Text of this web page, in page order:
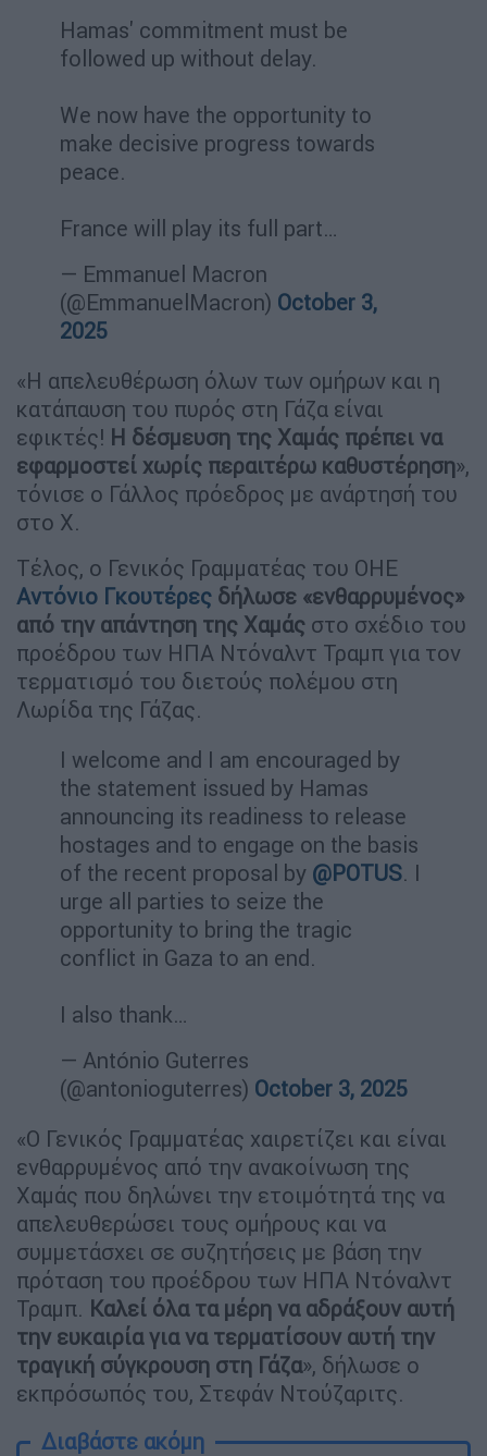
Hamas' commitment must be
followed up without delay.
We now have the opportunity to
make decisive progress towards
peace.
France will play its full part…
— Emmanuel Macron
(@EmmanuelMacron) October 3,
2025
«Η απελευθέρωση όλων των ομήρων και η
κατάπαυση του πυρός στη Γάζα είναι
εφικτές! Η δέσμευση της Χαμάς πρέπει να
εφαρμοστεί χωρίς περαιτέρω καθυστέρηση»,
τόνισε ο Γάλλος πρόεδρος με ανάρτησή του
στο X.
Τέλος, ο Γενικός Γραμματέας του ΟΗΕ
Αντόνιο Γκουτέρες δήλωσε «ενθαρρυμένος»
από την απάντηση της Χαμάς στο σχέδιο του
προέδρου των ΗΠΑ Ντόναλντ Τραμπ για τον
τερματισμό του διετούς πολέμου στη
Λωρίδα της Γάζας.
I welcome and I am encouraged by
the statement issued by Hamas
announcing its readiness to release
hostages and to engage on the basis
of the recent proposal by @POTUS. I
urge all parties to seize the
opportunity to bring the tragic
conflict in Gaza to an end.
I also thank…
— António Guterres
(@antonioguterres) October 3, 2025
«Ο Γενικός Γραμματέας χαιρετίζει και είναι
ενθαρρυμένος από την ανακοίνωση της
Χαμάς που δηλώνει την ετοιμότητά της να
απελευθερώσει τους ομήρους και να
συμμετάσχει σε συζητήσεις με βάση την
πρόταση του προέδρου των ΗΠΑ Ντόναλντ
Τραμπ. Καλεί όλα τα μέρη να αδράξουν αυτή
την ευκαιρία για να τερματίσουν αυτή την
τραγική σύγκρουση στη Γάζα», δήλωσε ο
εκπρόσωπός του, Στεφάν Ντούζαριτς.
Διαβάστε ακόμη